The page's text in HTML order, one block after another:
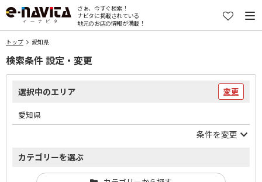
さぁ、今すぐ検索！
ナビタに掲載されている
地元のお店の情報が満載！
トップ 愛知県
検索条件 設定・変更
選択中のエリア 変更
愛知県
条件を変更
カテゴリーを選ぶ